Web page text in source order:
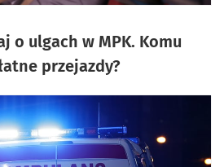
o ulgach w MPK. Komu
przejazdy?